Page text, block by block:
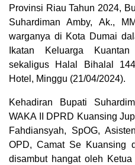
Provinsi Riau Tahun 2024,
Suhardiman Amby, Ak.,
warganya di Kota Dumai
Ikatan Keluarga
sekaligus Halal Bihalal
Hotel, Minggu (21/04/2024).
Kehadiran Bupati
WAKA II DPRD Kuansing
Fahdiansyah, SpOG,
OPD, Camat Se Kuansing
disambut hangat oleh